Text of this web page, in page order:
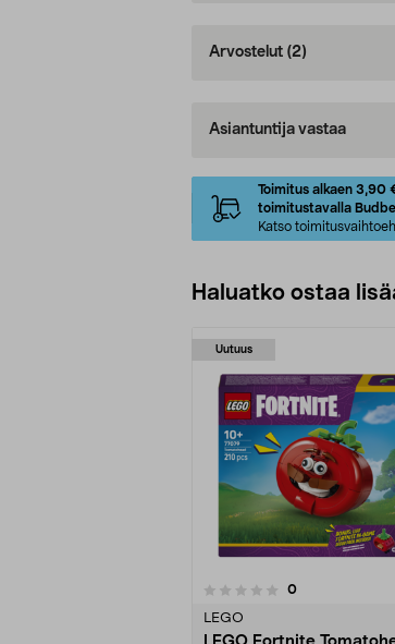
Arvostelut (2)
Asiantuntija vastaa
Toimitus alkaen 3,90
toimitustavalla
Katso
Haluatko ostaa
Uutuus
0arvostelut
LEGO